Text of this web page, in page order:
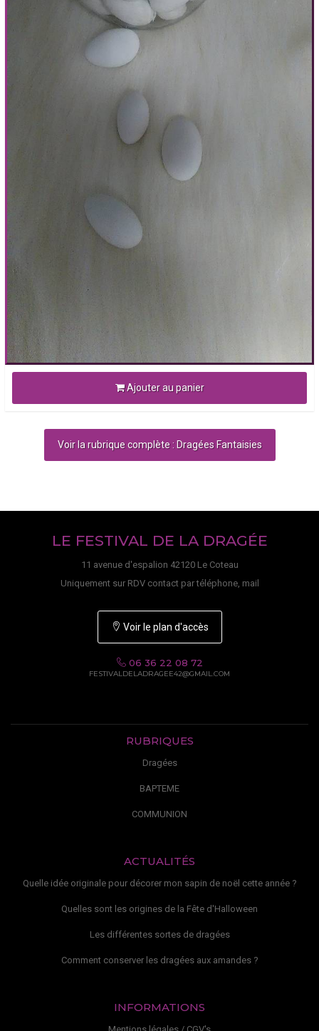
Ajouter au panier
Voir la rubrique complète : Dragées Fantaisies
LE FESTIVAL DE LA DRAGÉE
11 avenue d'espalion 42120 Le Coteau
Uniquement sur RDV contact par téléphone, mail
Voir le plan d'accès
06 36 22 08 72
FESTIVALDELADRAGEE42@GMAIL.COM
RUBRIQUES
Dragées
BAPTEME
COMMUNION
ACTUALITÉS
Quelle idée originale pour décorer mon sapin de noël cette année ?
Quelles sont les origines de la Fête d'Halloween
Les différentes sortes de dragées
Comment conserver les dragées aux amandes ?
INFORMATIONS